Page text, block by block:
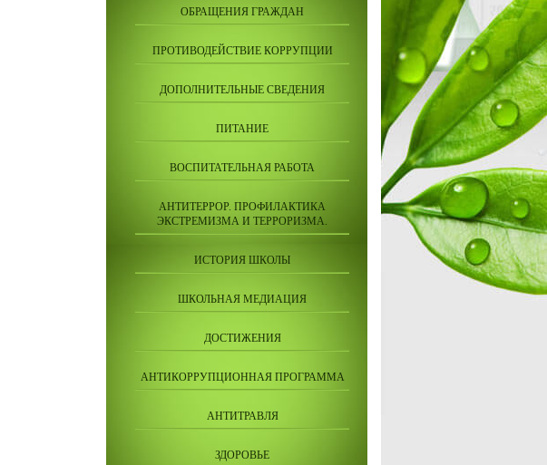
ОБРАЩЕНИЯ ГРАЖДАН
ПРОТИВОДЕЙСТВИЕ КОРРУПЦИИ
ДОПОЛНИТЕЛЬНЫЕ СВЕДЕНИЯ
ПИТАНИЕ
ВОСПИТАТЕЛЬНАЯ РАБОТА
АНТИТЕРРОР. ПРОФИЛАКТИКА
ЭКСТРЕМИЗМА И ТЕРРОРИЗМА.
ИСТОРИЯ ШКОЛЫ
ШКОЛЬНАЯ МЕДИАЦИЯ
ДОСТИЖЕНИЯ
АНТИКОРРУПЦИОННАЯ ПРОГРАММА
АНТИТРАВЛЯ
ЗДОРОВЬЕ